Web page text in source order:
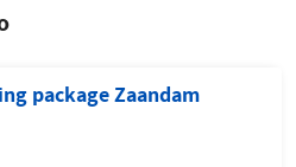
package Zaandam